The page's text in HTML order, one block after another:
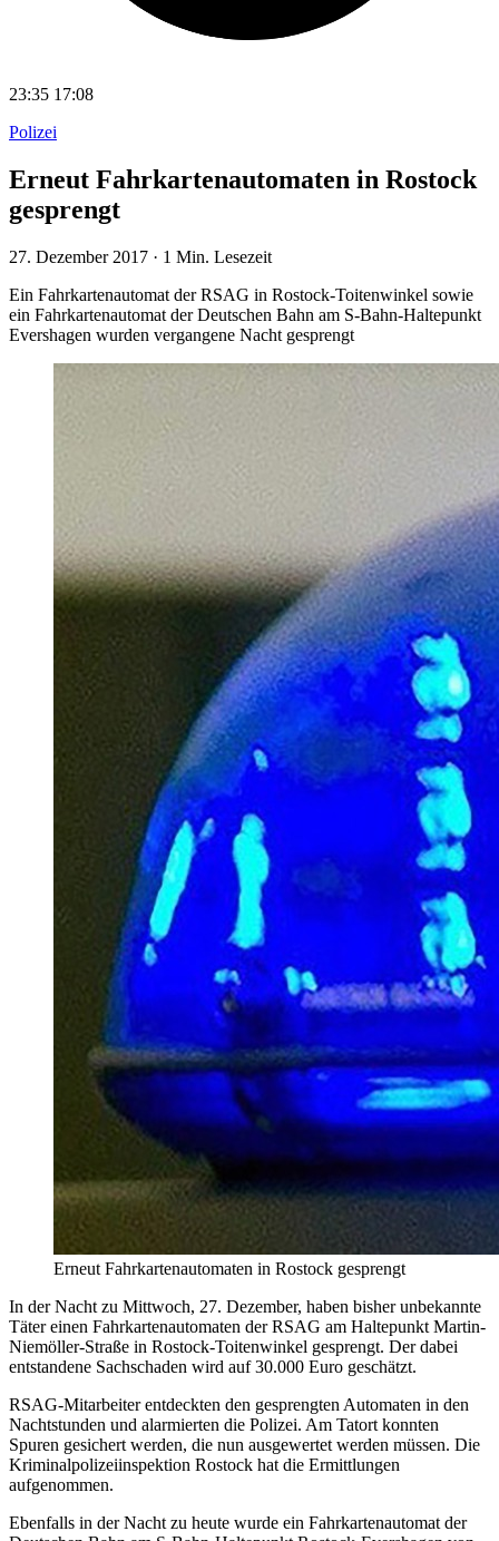
23:35 17:08
Polizei
Erneut Fahrkartenautomaten in Rostock
gesprengt
27. Dezember 2017 · 1 Min. Lesezeit
Ein Fahrkartenautomat der RSAG in Rostock-Toitenwinkel sowie
ein Fahrkartenautomat der Deutschen Bahn am S-Bahn-Haltepunkt
Evershagen wurden vergangene Nacht gesprengt
Erneut Fahrkartenautomaten in Rostock gesprengt
In der Nacht zu Mittwoch, 27. Dezember, haben bisher unbekannte
Täter einen Fahrkartenautomaten der RSAG am Haltepunkt Martin-
Niemöller-Straße in Rostock-Toitenwinkel gesprengt. Der dabei
entstandene Sachschaden wird auf 30.000 Euro geschätzt.
RSAG-Mitarbeiter entdeckten den gesprengten Automaten in den
Nachtstunden und alarmierten die Polizei. Am Tatort konnten
Spuren gesichert werden, die nun ausgewertet werden müssen. Die
Kriminalpolizeiinspektion Rostock hat die Ermittlungen
aufgenommen.
Ebenfalls in der Nacht zu heute wurde ein Fahrkartenautomat der